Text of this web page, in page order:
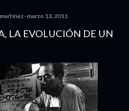
marzo 13, 2011
LA EVOLUCIÓN DE UN